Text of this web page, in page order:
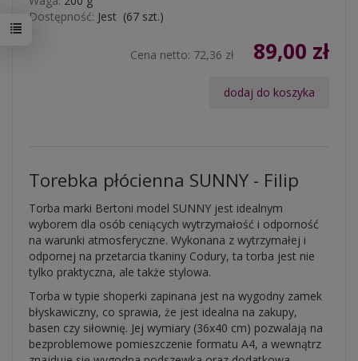
Dostępność: Jest (67 szt.)
Cena netto: 72,36 zł 89,00 zł
dodaj do koszyka
Torebka płócienna SUNNY - Filip
Torba marki Bertoni model SUNNY jest idealnym
wyborem dla osób ceniących wytrzymałość i odporność
na warunki atmosferyczne. Wykonana z wytrzymałej i
odpornej na przetarcia tkaniny Codury, ta torba jest nie
tylko praktyczna, ale także stylowa.
Torba w typie shoperki zapinana jest na wygodny zamek
błyskawiczny, co sprawia, że jest idealna na zakupy,
basen czy siłownię. Jej wymiary (36x40 cm) pozwalają na
bezproblemowe pomieszczenie formatu A4, a wewnątrz